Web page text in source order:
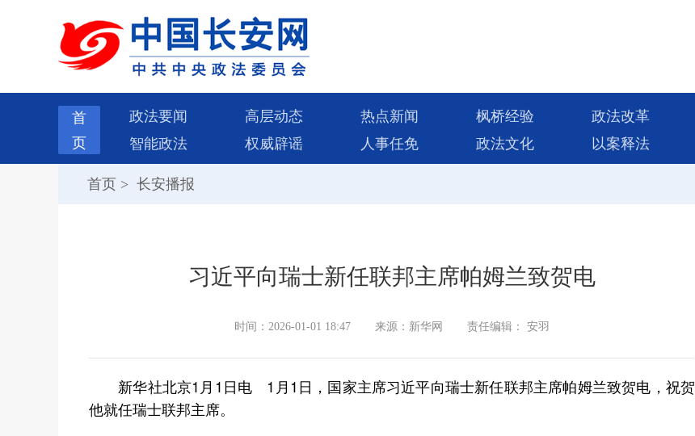
首
页
政法要闻 高层动态 热点新闻 枫桥经验 政法改革
智能政法
权威辟谣 人事任免 政法文化 以案释法
首页 > 长安播报
习近平向瑞士新任联邦主席帕姆兰致贺电
时间：2026-01-01 18:47 来源：新华网 责任编辑： 安羽
新华社北京1月1日电 1月1日，国家主席习近平向瑞士新任联邦主席帕姆兰致贺电，祝贺
他就任瑞士联邦主席。